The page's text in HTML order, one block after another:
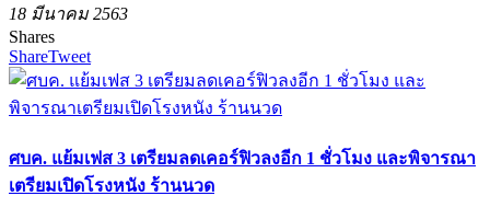
18 มีนาคม 2563
Shares
ShareTweet
ศบค. แย้มเฟส 3 เตรียมลดเคอร์ฟิวลงอีก 1 ชั่วโมง และพิจารณา
เตรียมเปิดโรงหนัง ร้านนวด